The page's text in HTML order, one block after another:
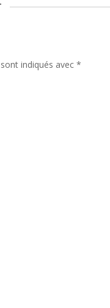
indiqués avec *